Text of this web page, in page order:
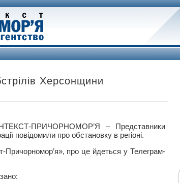
Херсонщини
ПРИЧОРНОМОР’Я – Представники
повідомили про обстановку в регіоні.
Причорномор’я», про це йдеться у Телеграм-